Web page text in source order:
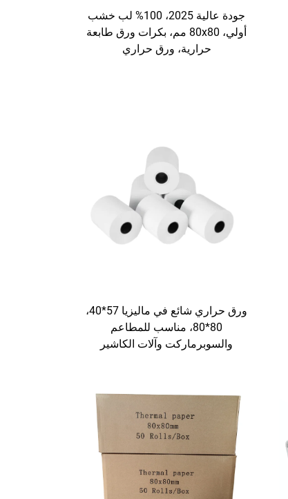
جودة عالية 2025، 100% لب خشب
أولي، 80x80 مم، بكرات ورق طابعة
حرارية، ورق حراري
ورق حراري شائع في ماليزيا 57*40،
80*80، مناسب للمطاعم
والسوبرماركت وآلات الكاشير